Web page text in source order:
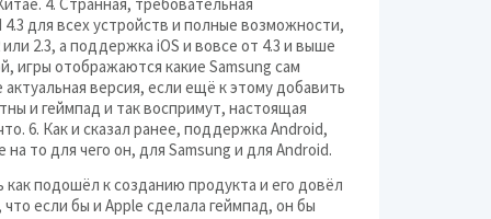
для всех устройств и полные возможности,
2.3, а поддержка iOS и вовсе от 4.3 и выше
игры отображаются какие Samsung сам
версия, если ещё к этому добавить
и геймпад и так воспримут, настоящая
6. Как и сказал ранее, поддержка Android,
то для чего он, для Samsung и для Android.
подошёл к созданию продуктa и его довёл
если бы и Apple сделала геймпад, он бы